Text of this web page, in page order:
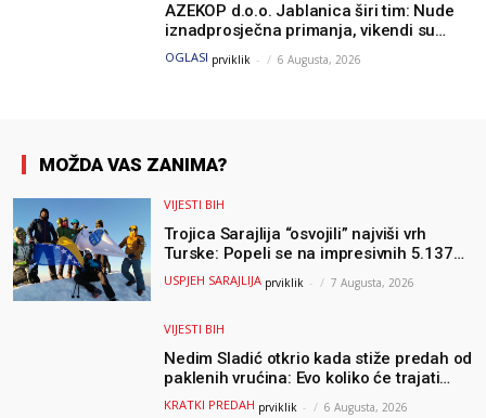
AZEKOP d.o.o. Jablanica širi tim: Nude
iznadprosječna primanja, vikendi su
slobodni, traži se više radnika
OGLASI prviklik - 6 Augusta, 2026
MOŽDA VAS ZANIMA?
VIJESTI BIH
Trojica Sarajlija “osvojili” najviši vrh
Turske: Popeli se na impresivnih 5.137
metara
USPJEH SARAJLIJA prviklik - 7 Augusta, 2026
VIJESTI BIH
Nedim Sladić otkrio kada stiže predah od
paklenih vrućina: Evo koliko će trajati
osvježenje u BiH
KRATKI PREDAH prviklik - 6 Augusta, 2026